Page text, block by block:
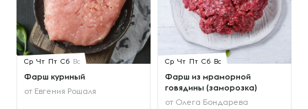
Ср Чт Пт Сб Вс
Фарш куриный
от Евгения Рошаля
Ср Чт Пт Сб Вс
Фарш из мраморной
говядины (заморозка)
от Олега Бондарева